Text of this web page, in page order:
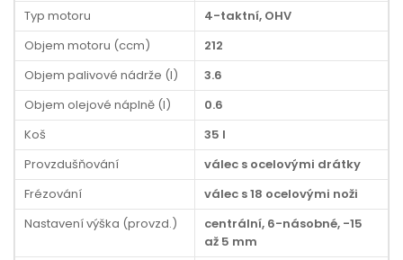
Typ motoru
4-taktní, OHV
Objem motoru (ccm)
212
Objem palivové nádrže (l)
3.6
Objem olejové náplně (l)
0.6
Koš
35 l
Provzdušňování
válec s ocelovými drátky
Frézování
válec s 18 ocelovými noži
Nastavení výška (provzd.)
centrální, 6-násobné, -15
až 5 mm